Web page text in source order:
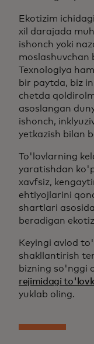
Ekotizim
xil darajada
ishonch yoki
Texnologiya
bir paytda, biz
chetda
asoslangan
ishonch,
yetkazish bilan
To'lovlarning
yaratishdan
xavfsiz,
ehtiyojlarini
shartlari
beradigan
Keyingi avlod
shakllantirish
bizning so'nggi
rejimidagi
yuklab oling.